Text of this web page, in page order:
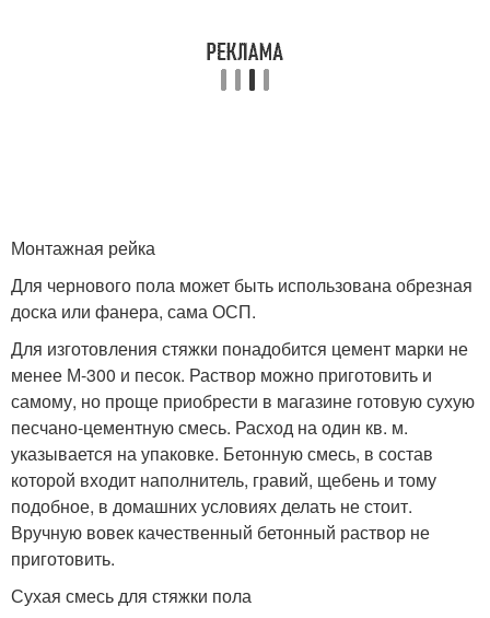
Монтажная рейка
Для чернового пола может быть использована обрезная
доска или фанера, сама ОСП.
Для изготовления стяжки понадобится цемент марки не
менее М-300 и песок. Раствор можно приготовить и
самому, но проще приобрести в магазине готовую сухую
песчано-цементную смесь. Расход на один кв. м.
указывается на упаковке. Бетонную смесь, в состав
которой входит наполнитель, гравий, щебень и тому
подобное, в домашних условиях делать не стоит.
Вручную вовек качественный бетонный раствор не
приготовить.
Сухая смесь для стяжки пола